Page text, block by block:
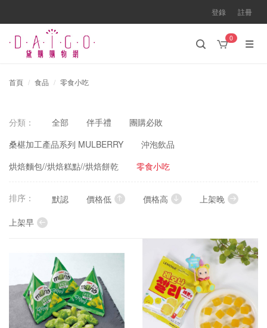
登錄 註冊
0
首頁 食品 零食小吃
分類： 全部 伴手禮
團購必敗
桑椹加工產品系列 MULBERRY
沖泡飲品
烘焙麵包//烘焙糕點//烘焙餅乾
零食小吃
排序： 默認 價格低 價格高
上架晚
上架早